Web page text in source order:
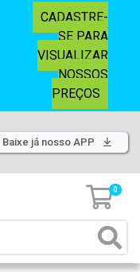
CADASTRE-
SE PARA
VISUALIZAR
NOSSOS
PREÇOS
Baixe já nosso APP
0